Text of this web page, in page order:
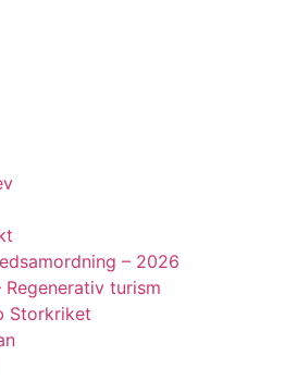
– 2026
Regenerativ turism
Storkriket